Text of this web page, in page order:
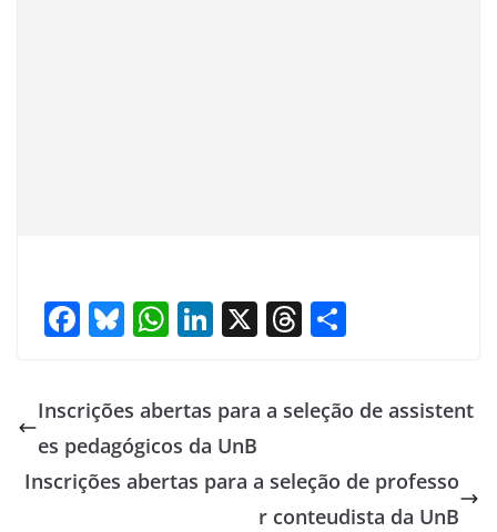
F
e
b
o
o
Bl
sk
y
W
s
A
p
Li
e
dI
n
X T
re
a
s
ar
e
Inscrições abertas para a seleção de assistent
es pedagógicos da UnB
Inscrições abertas para a seleção de professo
r conteudista da UnB